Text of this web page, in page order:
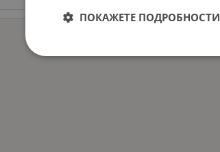
ПОКАЖЕТЕ ПОДРОБНОСТИ